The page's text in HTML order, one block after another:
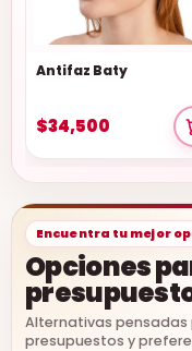
Antifaz Baty
$34,500
Encuentra tu mejor
Opciones
Alternativas
presupuestos y